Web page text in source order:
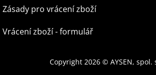
Zásady pro vrácení zboží
Vrácení zboží - formulář
Copyright 2026 © AYSEN, spol.